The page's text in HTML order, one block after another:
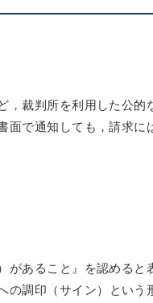
，裁判所を利用した公的
面で通知しても，請求に
があること』を認めると
の調印（サイン）という